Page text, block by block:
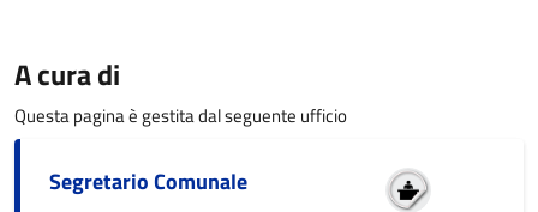
A cura di
Questa pagina è gestita dal seguente ufficio
Segretario Comunale